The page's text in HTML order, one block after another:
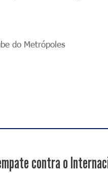
do Metrópoles
contra o